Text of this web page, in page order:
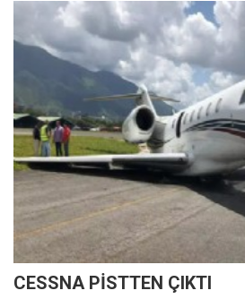
CESSNA PİSTTEN ÇIKTI